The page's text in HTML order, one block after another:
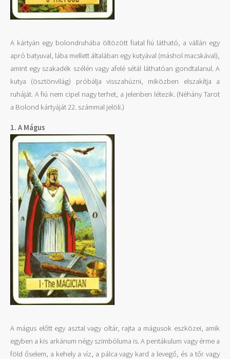
A kártyán egy bolondruhába öltözött fiatal fiú látható, a vállán egy
apró batyuval, lába mellett általában egy kutyával (máshol macskával),
amint egy szakadék szélén vagy afelé sétál láthatóan gondtalanul. A
kutya (ösztönvilág) próbálja visszahúzni, miközben elszakítja a
ruháját. A fiú nem cipel nagy terhet, a jelenben létezik. (Néhány Tarot
a Bolond kártyáját 22. számmal jelöli.)
1. A Mágus
A mágus előtt egy asztal vagy oltár, rajta a mágusok eszközei, amik
egyben a kis arkánum négy szimbóluma is. A pentákulum vagy érme a
föld őselem, a kehely a víz, a pálca vagy kard a levegő, és a tőr vagy